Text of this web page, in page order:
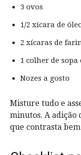
3 ovos
1/2 xícara de
2 xícaras de
1 colher de
Nozes a gosto
Misture tudo e
minutos. A adição
que contrasta